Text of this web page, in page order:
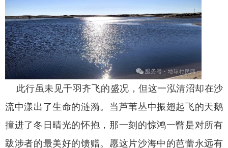
此行虽未见千羽齐飞的盛况，但这一泓清沼却在沙
流中漾出了生命的涟漪。当芦苇丛中振翅起飞的天鹅
撞进了冬日晴光的怀抱，那一刻的惊鸿一瞥是对所有
跋涉者的最美好的馈赠。愿这片沙海中的芭蕾永远有